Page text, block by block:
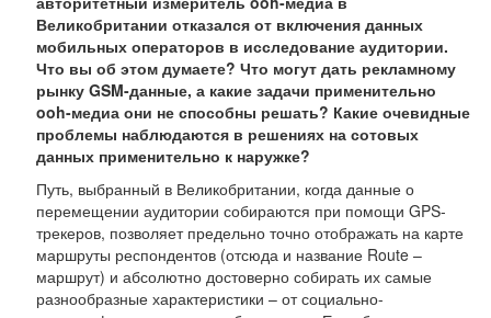
Великобритании отказался от включения данных
мобильных операторов в исследование аудитории.
Что вы об этом думаете? Что могут дать рекламному
рынку GSM-данные, а какие задачи применительно
ooh-медиа они не способны решать? Какие очевидные
проблемы наблюдаются в решениях на сотовых
данных применительно к наружке?
Путь, выбранный в Великобритании, когда данные о
перемещении аудитории собираются при помощи GPS-
трекеров, позволяет предельно точно отображать на карте
маршруты респондентов (отсюда и название Route –
маршрут) и абсолютно достоверно собирать их самые
разнообразные характеристики – от социально-